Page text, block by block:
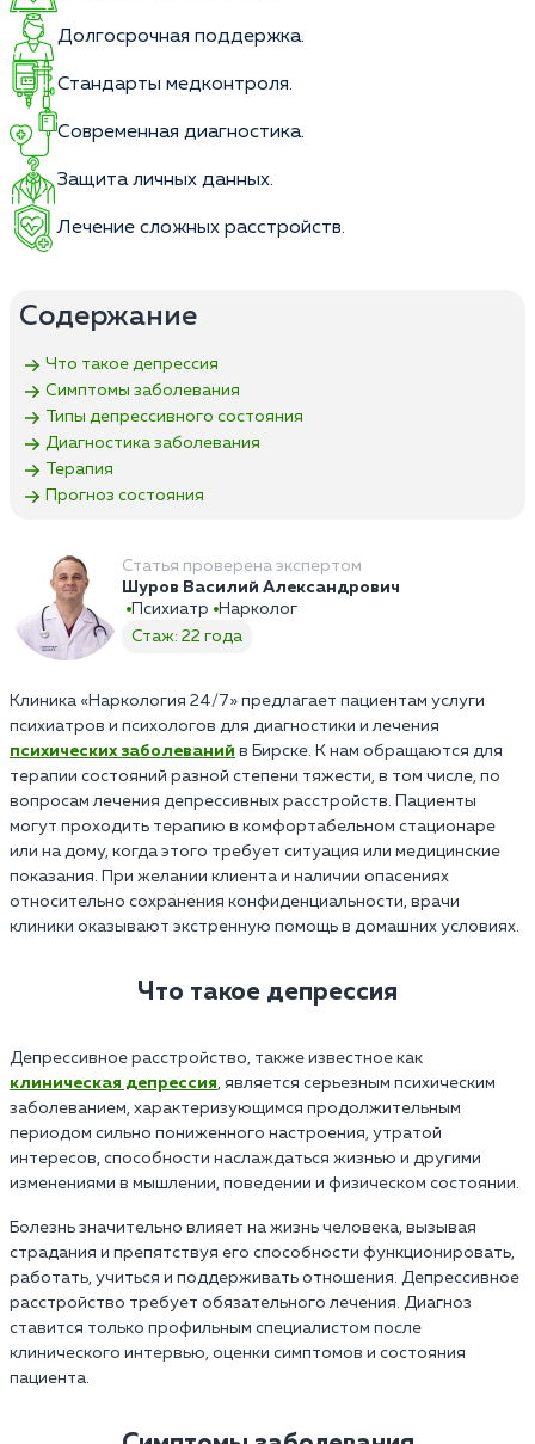
Долгосрочная поддержка.
Стандарты медконтроля.
Современная диагностика.
Защита личных данных.
Лечение сложных расстройств.
Содержание
Что такое депрессия
Симптомы заболевания
Типы депрессивного состояния
Диагностика заболевания
Терапия
Прогноз состояния
Статья проверена экспертом
Шуров Василий Александрович
Психиатр
Нарколог
Стаж: 22 года
Клиника «Наркология 24/7» предлагает пациентам услуги
психиатров и психологов для диагностики и лечения
психических заболеваний в Бирске. К нам обращаются для
терапии состояний разной степени тяжести, в том числе, по
вопросам лечения депрессивных расстройств. Пациенты
могут проходить терапию в комфортабельном стационаре
или на дому, когда этого требует ситуация или медицинские
показания. При желании клиента и наличии опасениях
относительно сохранения конфиденциальности, врачи
клиники оказывают экстренную помощь в домашних условиях.
Что такое депрессия
Депрессивное расстройство, также известное как
клиническая депрессия, является серьезным психическим
заболеванием, характеризующимся продолжительным
периодом сильно пониженного настроения, утратой
интересов, способности наслаждаться жизнью и другими
изменениями в мышлении, поведении и физическом состоянии.
Болезнь значительно влияет на жизнь человека, вызывая
страдания и препятствуя его способности функционировать,
работать, учиться и поддерживать отношения. Депрессивное
расстройство требует обязательного лечения. Диагноз
ставится только профильным специалистом после
клинического интервью, оценки симптомов и состояния
пациента.